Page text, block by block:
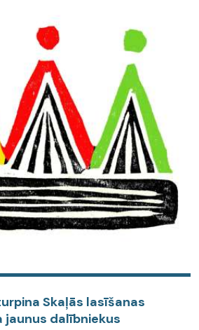
Skaļās lasīšanas
jaunus dalībniekus